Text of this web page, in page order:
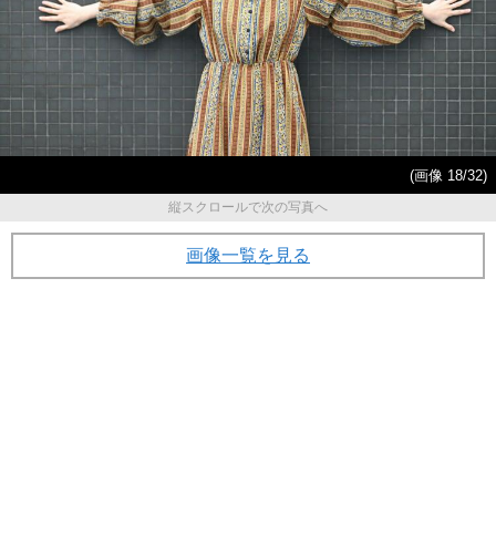
(画像 18/32)
縦スクロールで次の写真へ
画像一覧を見る